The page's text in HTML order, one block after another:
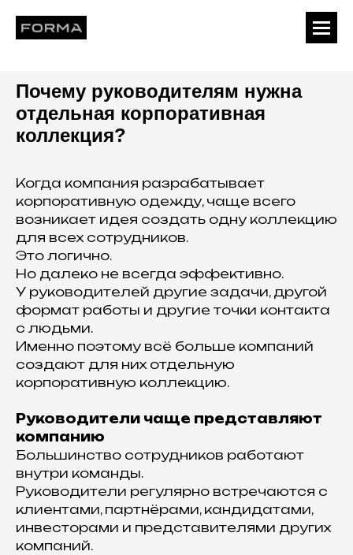
Почему руководителям нужна
отдельная корпоративная
коллекция?
Когда компания разрабатывает
корпоративную одежду, чаще всего
возникает идея создать одну коллекцию
для всех сотрудников.
Это логично.
Но далеко не всегда эффективно.
У руководителей другие задачи, другой
формат работы и другие точки контакта
с людьми.
Именно поэтому всё больше компаний
создают для них отдельную
корпоративную коллекцию.
Руководители чаще представляют
компанию
Большинство сотрудников работают
внутри команды.
Руководители регулярно встречаются с
клиентами, партнёрами, кандидатами,
инвесторами и представителями других
компаний.